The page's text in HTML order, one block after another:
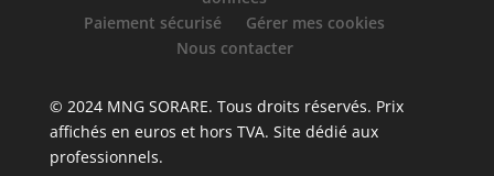
Paiement sécurisé
Gérer mes cookies
Nous contacter
© 2024 MNG SORARE. Tous droits réservés. Prix
affichés en euros et hors TVA. Site dédié aux
professionnels.